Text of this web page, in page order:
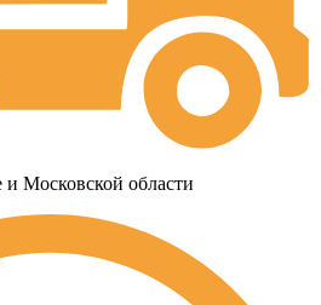
Московской области